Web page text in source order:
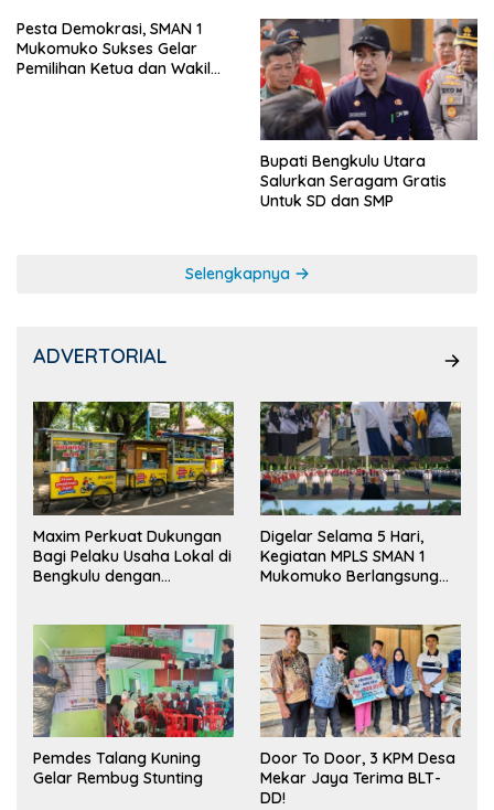
Pesta Demokrasi, SMAN 1
Mukomuko Sukses Gelar
Pemilihan Ketua dan Wakil
Bupati Bengkulu Utara
Salurkan Seragam Gratis
Untuk SD dan SMP
Selengkapnya
ADVERTORIAL
Maxim Perkuat Dukungan
Bagi Pelaku Usaha Lokal di
Bengkulu dengan
Pasar
Digelar Selama 5 Hari,
Kegiatan MPLS SMAN 1
Mukomuko Berlangsung
Pemdes Talang Kuning
Gelar Rembug Stunting
Door To Door, 3 KPM Desa
Mekar Jaya Terima BLT-
DD!